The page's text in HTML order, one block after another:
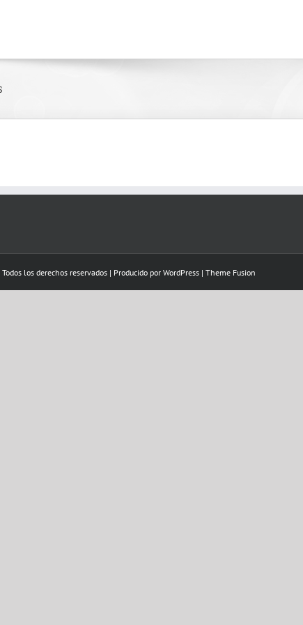
los derechos reservados | Producido por WordPress | Theme Fusion